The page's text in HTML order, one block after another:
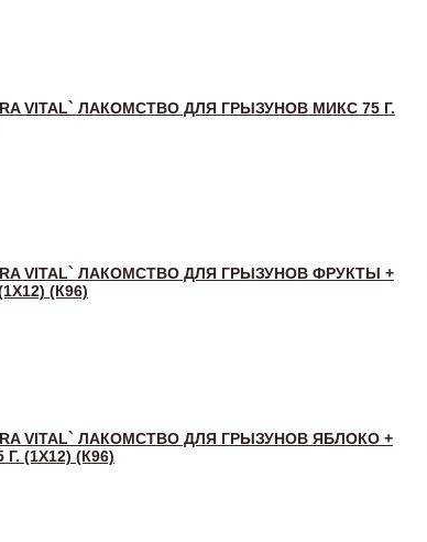
VITAL` ЛАКОМСТВО ДЛЯ ГРЫЗУНОВ МИКС 75 Г.
VITAL` ЛАКОМСТВО ДЛЯ ГРЫЗУНОВ ФРУКТЫ +
(К96)
VITAL` ЛАКОМСТВО ДЛЯ ГРЫЗУНОВ ЯБЛОКО +
(1Х12) (К96)